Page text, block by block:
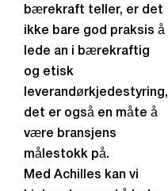
bærekraft teller, er det
ikke bare god praksis å
lede an i bærekraftig
og etisk
leverandørkjedestyring,
det er også en måte å
være bransjens
målestokk på.
Med Achilles kan vi